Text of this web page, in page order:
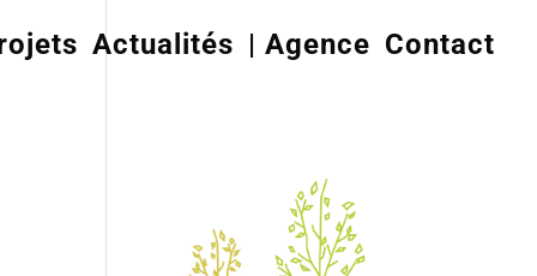
Actualités | Agence Contact